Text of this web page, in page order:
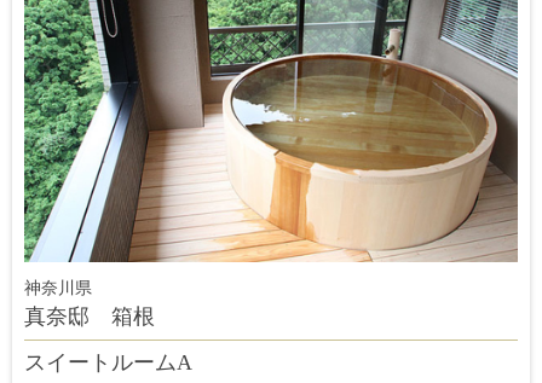
神奈川県
真奈邸 箱根
スイートルームA